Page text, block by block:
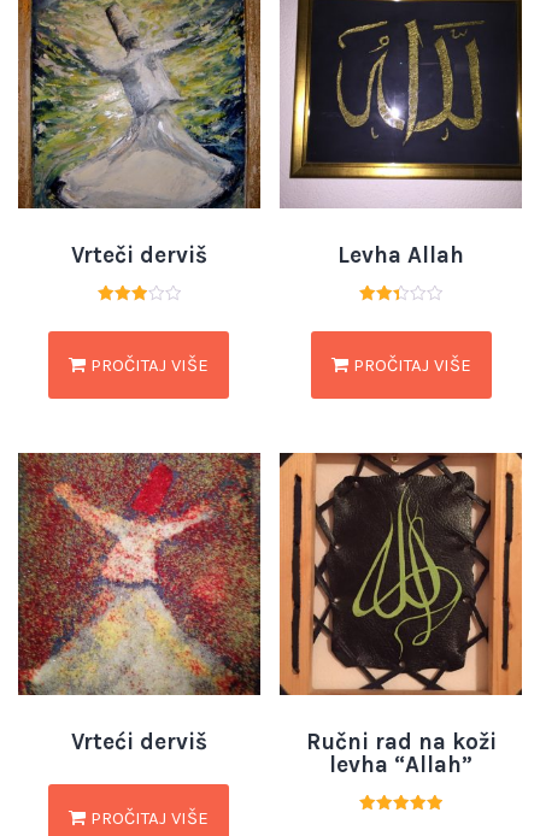
Vrteči derviš
3.00
PROČITAJ VIŠE
Levha Allah
2.40
PROČITAJ VIŠE
Vrteći derviš
PROČITAJ VIŠE
Ručni rad na koži
levha “Allah”